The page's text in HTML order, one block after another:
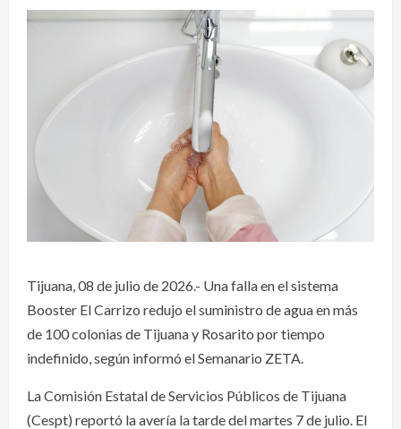
Tijuana, 08 de julio de 2026.- Una falla en el sistema
Booster El Carrizo redujo el suministro de agua en más
de 100 colonias de Tijuana y Rosarito por tiempo
indefinido, según informó el Semanario ZETA.
La Comisión Estatal de Servicios Públicos de Tijuana
(Cespt) reportó la avería la tarde del martes 7 de julio. El